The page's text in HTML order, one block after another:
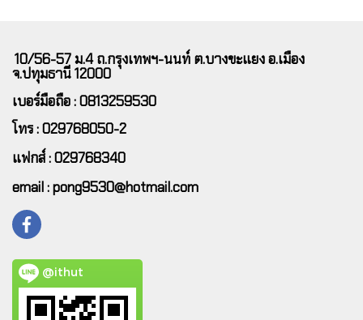
10/56-57 ม.4 ถ.กรุงเทพฯ-นนท์ ต.บางขะแยง อ.เมือง
จ.ปทุมธานี 12000
เบอร์มือถือ : 0813259530
โทร : 029768050-2
แฟกส์ : 029768340
email : pong9530@hotmail.com
@ithut